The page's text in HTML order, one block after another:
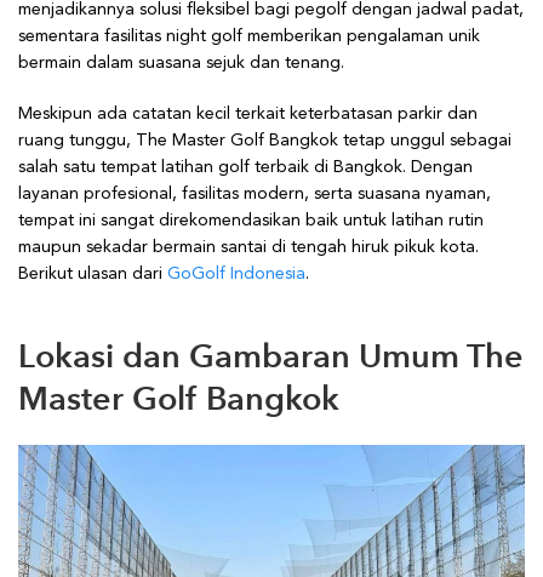
menjadikannya solusi fleksibel bagi pegolf dengan jadwal padat,
sementara fasilitas night golf memberikan pengalaman unik
bermain dalam suasana sejuk dan tenang.
Meskipun ada catatan kecil terkait keterbatasan parkir dan
ruang tunggu, The Master Golf Bangkok tetap unggul sebagai
salah satu tempat latihan golf terbaik di Bangkok. Dengan
layanan profesional, fasilitas modern, serta suasana nyaman,
tempat ini sangat direkomendasikan baik untuk latihan rutin
maupun sekadar bermain santai di tengah hiruk pikuk kota.
Berikut ulasan dari GoGolf Indonesia.
Lokasi dan Gambaran Umum The
Master Golf Bangkok